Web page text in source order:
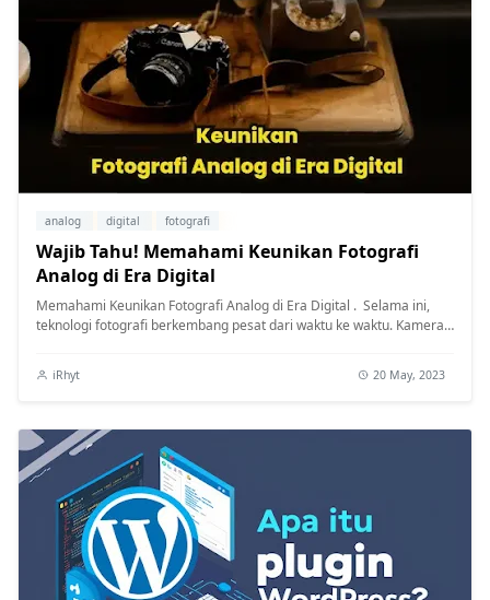
analog digital fotografi
Wajib Tahu! Memahami Keunikan Fotografi
Analog di Era Digital
Memahami Keunikan Fotografi Analog di Era Digital . Selama ini,
teknologi fotografi berkembang pesat dari waktu ke waktu. Kamera
iRhyt 20 May, 2023